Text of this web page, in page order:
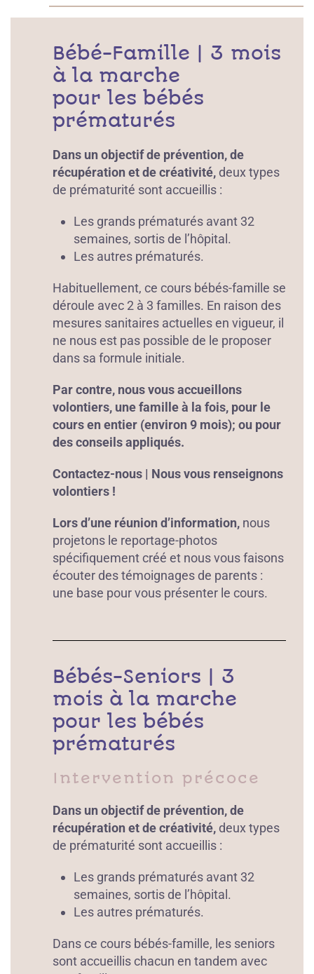
Bébé-Famille | 3 mois
à la marche
pour les bébés
prématurés
Dans un objectif de prévention, de
récupération et de créativité, deux types
de prématurité sont accueillis :
Les grands prématurés avant 32
semaines, sortis de l’hôpital.
Les autres prématurés.
Habituellement, ce cours bébés-famille se
déroule avec 2 à 3 familles. En raison des
mesures sanitaires actuelles en vigueur, il
ne nous est pas possible de le proposer
dans sa formule initiale.
Par contre, nous vous accueillons
volontiers, une famille à la fois, pour le
cours en entier (environ 9 mois); ou pour
des conseils appliqués.
Contactez-nous | Nous vous renseignons
volontiers !
Lors d’une réunion d’information, nous
projetons le reportage-photos
spécifiquement créé et nous vous faisons
écouter des témoignages de parents :
une base pour vous présenter le cours.
Bébés-Seniors | 3
mois à la marche
pour les bébés
prématurés
Intervention précoce
Dans un objectif de prévention, de
récupération et de créativité, deux types
de prématurité sont accueillis :
Les grands prématurés avant 32
semaines, sortis de l’hôpital.
Les autres prématurés.
Dans ce cours bébés-famille, les seniors
sont accueillis chacun en tandem avec